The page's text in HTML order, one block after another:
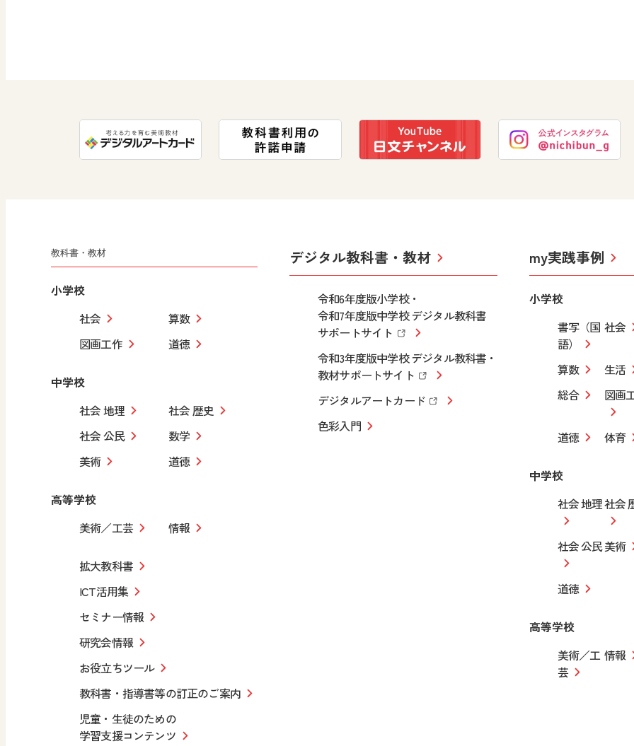
教科書・教材
小学校
社会
算数
図画工作
道徳
中学校
社会 地理
社会 歴史
社会 公民
数学
美術
道徳
高等学校
美術／工芸
情報
拡大教科書
ICT活用集
セミナー情報
研究会情報
お役立ちツール
教科書・指導書等の訂正のご案内
児童・生徒のための
学習支援コンテンツ
デジタル教科書・教材
令和6年度版小学校・
令和7年度版中学校 デジタル教科書
サポートサイト
令和3年度版中学校 デジタル教科書・
教材サポートサイト
デジタルアートカード
色彩入門
my実践事例
小学校
書写（国
語）
社会
算数
生活
総合
図画
道徳 体育
中学校
社会 地理社会
社会 公民美術
道徳
高等学校
美術／工
芸
情報